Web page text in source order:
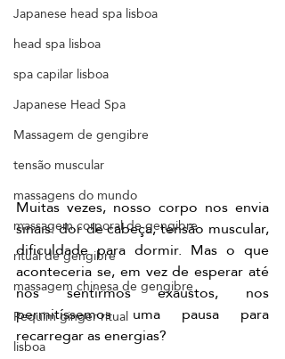
Japanese head spa lisboa
head spa lisboa
spa capilar lisboa
Japanese Head Spa
Massagem de gengibre
tensão muscular
massagens do mundo
massagem corporal de gengibre
ritual de gengibre
massagem chinesa de gengibre
Pequim ginger ritual
lisboa
Muitas vezes, nosso corpo nos envia
sinais: dor de cabeça, tensão muscular,
dificuldade para dormir. Mas o que
aconteceria se, em vez de esperar até
nos sentirmos exaustos, nos
permitíssemos uma pausa para
recarregar as energias?